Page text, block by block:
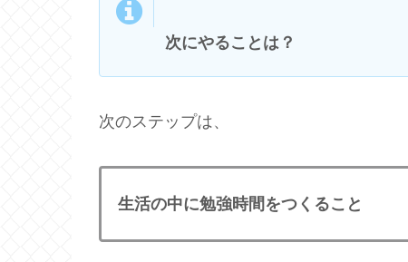
次にやることは？
次のステップは、
生活の中に勉強時間をつくること